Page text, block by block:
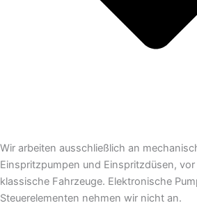
Wir arbeiten ausschließlich an
Einspritzpumpen und Einspritzdüsen,
klassische Fahrzeuge. Elektronische
Steuerelementen nehmen wir nicht an.